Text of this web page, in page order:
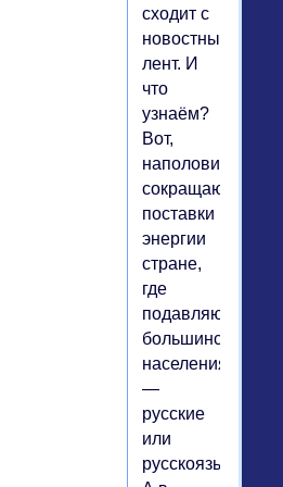
сходит с
новостных
лент. И
что
узнаём?
Вот,
наполовину
сокращаются
поставки
энергии
стране,
где
подавляющее
большинство
населения
—
русские
или
русскоязычные.